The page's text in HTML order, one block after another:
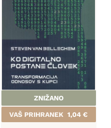
ZNIŽANO
VAŠ PRIHRANEK1,04€